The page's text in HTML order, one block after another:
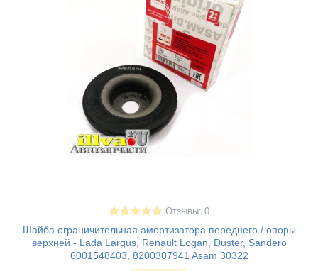
Отзывы: 0
Шайба ограничительная амортизатора переднего / опоры
верхней - Lada Largus, Renault Logan, Duster, Sandero
6001548403, 8200307941 Asam 30322